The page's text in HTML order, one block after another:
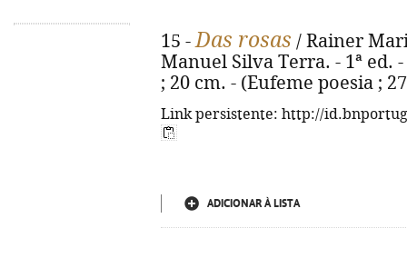
15 -Das rosas / Rainer
Manuel Silva Terra. - 1ª ed.
; 20 cm. - (Eufeme poesia ;
Link persistente: http://
ADICIONAR À LISTA